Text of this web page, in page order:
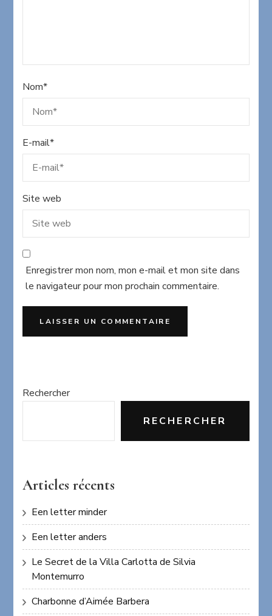
Nom*
E-mail*
Site web
Enregistrer mon nom, mon e-mail et mon site dans
le navigateur pour mon prochain commentaire.
Rechercher
RECHERCHER
Articles récents
Een letter minder
Een letter anders
Le Secret de la Villa Carlotta de Silvia
Montemurro
Charbonne d’Aimée Barbera